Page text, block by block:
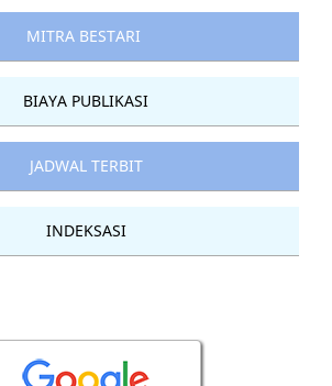
MITRA BESTARI
BIAYA PUBLIKASI
JADWAL TERBIT
INDEKSASI